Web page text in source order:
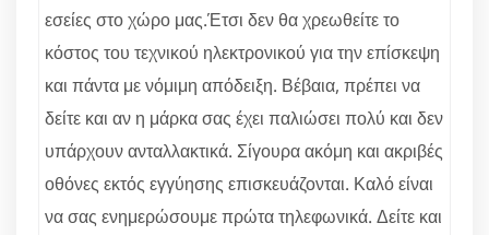
εσείες στο χώρο μας.Έτσι δεν θα χρεωθείτε το
κόστος του τεχνικού ηλεκτρονικού για την επίσκεψη
και πάντα με νόμιμη απόδειξη. Βέβαια, πρέπει να
δείτε και αν η μάρκα σας έχει παλιώσει πολύ και δεν
υπάρχουν ανταλλακτικά. Σίγουρα ακόμη και ακριβές
οθόνες εκτός εγγύησης επισκευάζονται. Καλό είναι
να σας ενημερώσουμε πρώτα τηλεφωνικά. Δείτε και